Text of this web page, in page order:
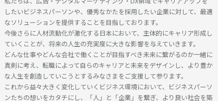
したいビジネスパーソンや、優秀なかたを採用したい企業に対して、最適
なソリューションを提供することを目指しております。
今後さらに人材流動化が激化する日本において、主体的にキャリア形成し
ていくことが、将来の人生の充実度に大きな影響を与えていきます。
どんな仕事やどんな会社で働くことが目指すべき未来に繋がるのか一緒に
真剣に考え、転職によって自らのキャリアと未来をデザインし、より豊か
な人生を創造していこうとするみなさまをご支援して参ります。
これから益々大きく変化していくビジネス環境において、ビジネスパーソ
ンたちの想いをカタチにし、「人」と「企業」を繋ぎ、より良い社会を築